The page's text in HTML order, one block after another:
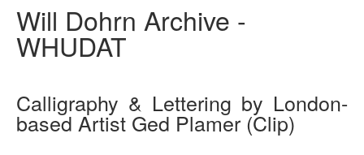
Will Dohrn Archive -
WHUDAT
Calligraphy & Lettering by London-
based Artist Ged Plamer (Clip)